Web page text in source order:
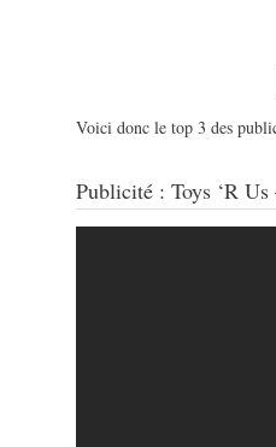
Voici donc le top 3 des
Publicité : Toys ‘R